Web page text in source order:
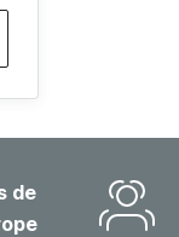
de